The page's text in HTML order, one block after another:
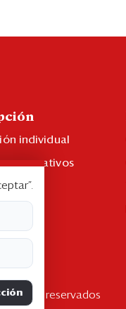
individual
corporativos
reservados